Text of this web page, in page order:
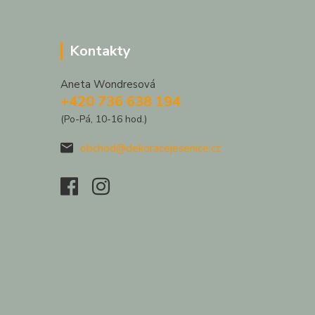
Kontakty
Aneta Wondresová
+420 736 638 194
(Po-Pá, 10-16 hod.)
obchod@dekoracejesenice.cz